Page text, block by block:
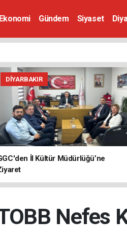
Ekonomi Gündem Siyaset
DIYARBAKIR
İl Kültür Müdürlüğü’ne
Nefes